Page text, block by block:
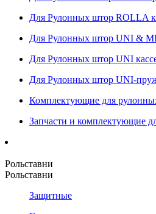
Для Рулонных штор ROLLA
Для Рулонных штор UNI &
Для Рулонных штор UNI
Для Рулонных штор UNI-
Комплектующие для
Запчасти и комплектующие
Рольставни
Рольставни
Защитные